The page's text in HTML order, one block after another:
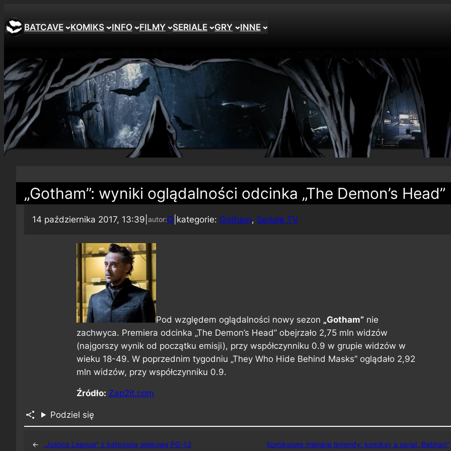
BATCAVE KOMIKS INFO FILMY SERIALE GRY INNE
„Gotham”: wyniki oglądalności odcinka „The Demon’s Head”
14 października 2017, 13:39 autor:Q kategorie: Gotham, Seriale TV
Pod względem oglądalności nowy sezon „Gotham” nie
zachwyca. Premiera odcinka „The Demon’s Head” obejrzało 2,75 mln widzów
(najgorszy wynik od początku emisji), przy współczynniku 0.9 w grupie widzów w
wieku 18-49. W poprzednim tygodniu „They Who Hide Behind Masks” oglądało 2,92
mln widzów, przy współczynniku 0.9.
Źródło: Zap2it.com
Podziel się
← „Justice League” z kategorią wiekową PG-13
Komiksowe miejskie legendy: komiksy a serial